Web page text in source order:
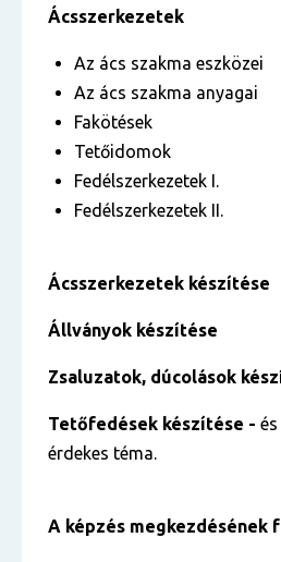
Ácsszerkezetek
Az ács szakma eszközei
Az ács szakma anyagai
Fakötések
Tetőidomok
Fedélszerkezetek I.
Fedélszerkezetek II.
Ácsszerkezetek készítése
Állványok készítése
Zsaluzatok, dúcolások
Tetőfedések készítése -
érdekes téma.
A képzés megkezdésének